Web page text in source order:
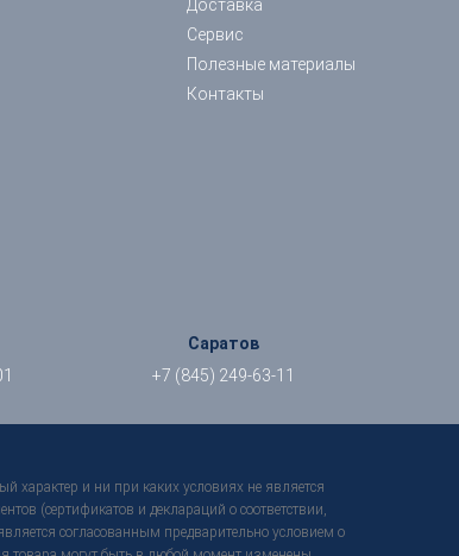
Доставка
Сервис
Полезные материалы
Контакты
Саратов
+7 (845) 249-63-11
характер и ни при каких условиях не является
(сертификатов и деклараций о соответствии,
согласованным предварительно условием о